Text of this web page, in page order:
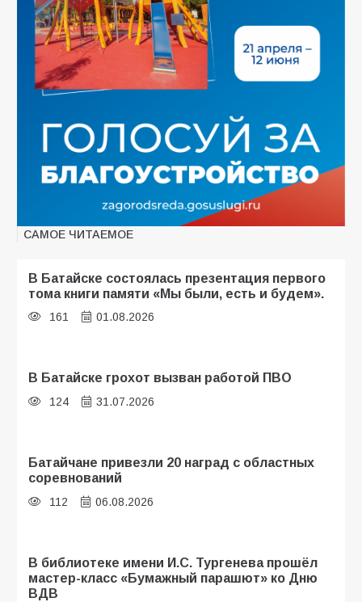
САМОЕ ЧИТАЕМОЕ
В Батайске состоялась презентация первого
тома книги памяти «Мы были, есть и будем».
161 01.08.2026
В Батайске грохот вызван работой ПВО
124 31.07.2026
Батайчане привезли 20 наград с областных
соревнований
112 06.08.2026
В библиотеке имени И.С. Тургенева прошёл
мастер-класс «Бумажный парашют» ко Дню
ВДВ